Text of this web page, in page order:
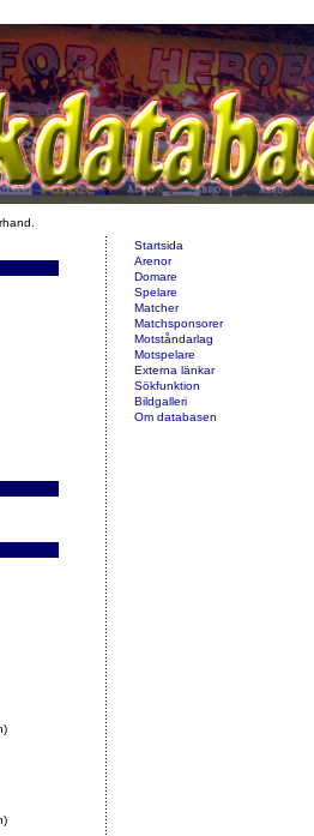
Startsida
Arenor
Domare
Spelare
Matcher
Matchsponsorer
Motståndarlag
Motspelare
Externa länkar
Sökfunktion
Bildgalleri
Om databasen